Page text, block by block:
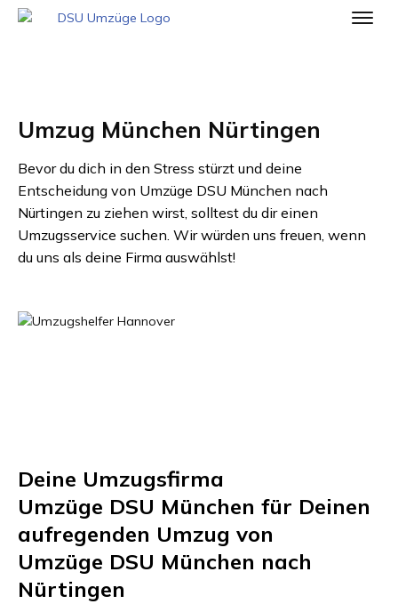
Umzug München Nürtingen
Bevor du dich in den Stress stürzt und deine
Entscheidung von Umzüge DSU München nach
Nürtingen zu ziehen wirst, solltest du dir einen
Umzugsservice suchen. Wir würden uns freuen, wenn
du uns als deine Firma auswählst!
Deine Umzugsfirma
Umzüge DSU München für Deinen
aufregenden Umzug von
Umzüge DSU München nach
Nürtingen